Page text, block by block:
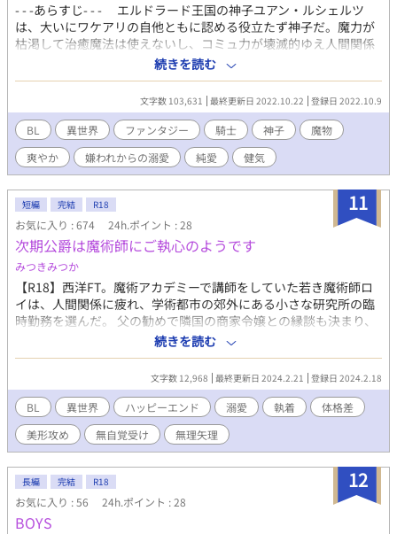
- - -あらすじ- - - エルドラード王国の神子ユアン・ルシェルツ
は、大いにワケアリの自他ともに認める役立たず神子だ。魔力が
枯渇して治癒魔法は使えないし、コミュ力が壊滅的ゆえ人間関係
には難しかない。神子の仕事を全うして周囲に認められたくて
も、肝心の魔力はなんと魔物との契約により《他人から愛されな
いと溜まらない》という条件付きだ。完全に詰んでいる。今日も
絶賛、嫌われ、疎まれ、悪口を言われ、友だちもなく孤独な中ひ
とり、それでも彼なりに足掻いていた。 さて、ここに王国最強
の聖騎士が現れたらどうなるだろう？ その名はヴィクト・シュ
トラーゼ。聖騎士というのは魔物を倒すことのできる聖属性魔法
を扱う騎士のことで、この男、魔物殲滅を優先するあまり仲間に
迷惑をかけ、謹慎処分としてユアンの近衛騎士をするよう命じら
れたのだった。 ヴィクトが一日でも早く隊に復帰するには、ユ
アンがきっちり仕事をこなすようにならなくてはならない。だか
らヴィクトはユアンに協力を申し出た。そしてユアンはヴィクト
に人付き合いというものを教えてもらいながら、魔力を溜めるた
めに奔走を始める。 やがて二人は互いに惹かれ合った。ユアン
はヴィクトの頼もしさや誠実さに、ヴィクトはユアンの素直さや
ひた向きさに。だけれどもユアンは気付いてしまった。この体の
中には魔物が棲んでいる。ヴィクトは魔物を心の底から憎み、一
匹残らず殲滅したいと願って生きている。 ――あぁ、僕が初め
て好きになった人は、僕を殺す運命にある人だった。 ------------
攻め ヴィクト・シュトラーゼ (23) 【魔物殲滅に命を懸ける王国
最強花形聖騎士 / チャラく見えて一途 / 男前美形 】 × 受け ユア
ン・ルシェルツ (19) 【自身に憑いた魔物の力を借りて治癒魔法を
施す神子 / かわいい系美少年 / とにかく健気 】 ◆愛に始まり愛
に終わる、ドラマチックな純ファンタジーラブストーリーです！
◆ありがたいことに 2022年角川ルビー小説大賞、B評価（最終
選考）をいただきました。 どうか皆さま、ユアンとヴィクト
の二人を、愛してやってください。 よろしくお願いいたしま
す。
続きを読む
文字数 103,631 最終更新日 2022.10.22 登録日 2022.10.9
BL 異世界 ファンタジー 騎士 神子
魔物
爽やか
嫌われからの溺愛 純愛 健気
11
短編 完結 R18
お気に入り : 674 24h.ポイント : 28
次期公爵は魔術師にご執心のようです
みつきみつか
【R18】西洋FT。魔術アカデミーで講師をしていた若き魔術師ロ
イは、人間関係に疲れ、学術都市の郊外にある小さな研究所の臨
時勤務を選んだ。 父の勧めで隣国の商家令嬢との縁談も決まり、
あとは国を出るまで好きな研究に没頭する日々……と思いきや、
ある日やってきたのは、魔術アカデミー勤務の前の城付き魔術師
だった頃の生徒で、公国の次期元首である公爵家の長男ヴィンセ
ント。 「急にいなくなるなんてーーひどいです。先生」 執着系美
形次期公爵×無自覚系幼馴染魔術師。 R18は（※）をつけます。
やや無理矢理ですがハッピーエンドです。 設定ふんわり気味の異
世界ファンタジーです（お許しください）。 全六話です。 ※完結
済です※
続きを読む
文字数 12,968 最終更新日 2024.2.21 登録日 2024.2.18
BL 異世界 ハッピーエンド 溺愛 執着
体格差
美形攻め
無自覚受け 無理矢理
12
長編 完結 R18
お気に入り : 56 24h.ポイント : 28
BOYS